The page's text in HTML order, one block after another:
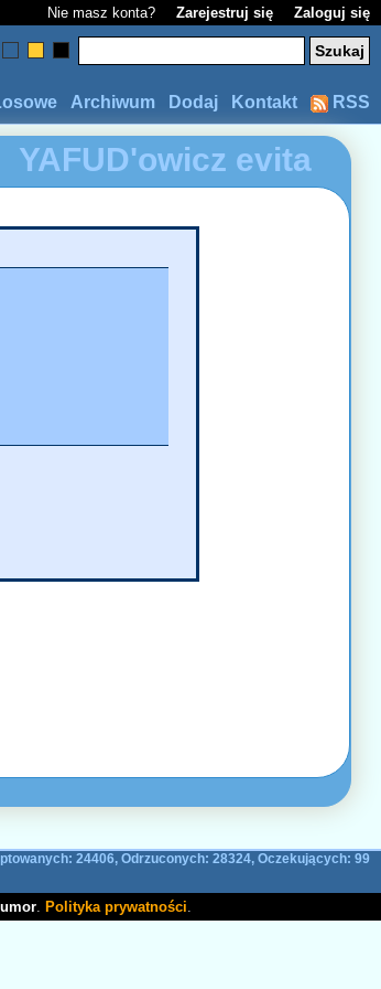
Nie masz konta? Zarejestruj się Zaloguj się
RSS
Kontakt
Dodaj
Archiwum
YAFUD'owicz evita
24406, Odrzuconych: 28324, Oczekujących: 99
. Polityka prywatności.